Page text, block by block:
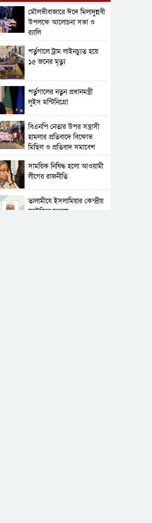
মৌলভীবাজারে ঈদে মিলাদুন্নবী
উপলক্ষে আলোচনা সভা ও
র‍্যালি
পর্তুগালে ট্রাম লাইনচ্যুত হয়ে
১৫ জনের মৃত্যু
পর্তুগালের নতুন প্রধানমন্ত্রী
লুইস মন্টিনিগ্রো
বিএনপি নেতার উপর সন্ত্রাসী
হামলার প্রতিবাদে বিক্ষোভ
মিছিল ও প্রতিবাদ সমাবেশ
সাময়িক নিষিদ্ধ হলো আওয়ামী
লীগের রাজনীতি
‎তালামীযে ইসলামিয়ার কেন্দ্রীয়
কাউন্সিল সম্পন্ন